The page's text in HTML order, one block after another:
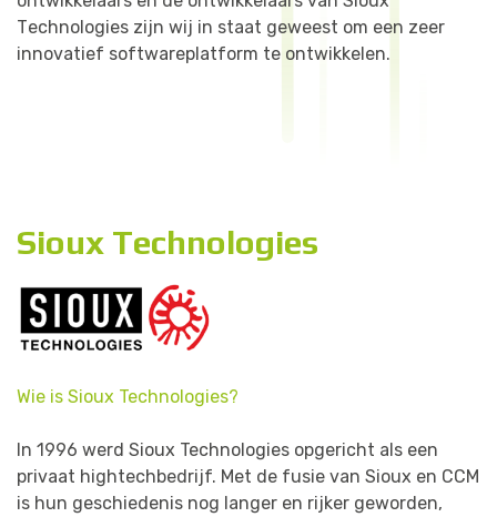
Technologies zijn wij in staat geweest om een zeer
innovatief softwareplatform te ontwikkelen.
Sioux Technologies
Wie is Sioux Technologies?
In 1996 werd Sioux Technologies opgericht als een
privaat hightechbedrijf. Met de fusie van Sioux en CCM
is hun geschiedenis nog langer en rijker geworden,